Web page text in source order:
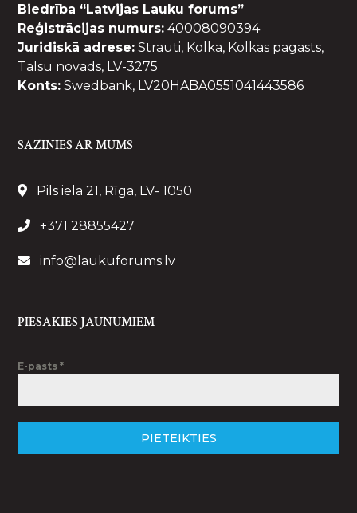
Biedrība “Latvijas Lauku forums”
Reģistrācijas numurs: 40008090394
Juridiskā adrese: Strauti, Kolka, Kolkas pagasts,
Talsu novads, LV-3275
Konts: Swedbank, LV20HABA0551041443586
SAZINIES AR MUMS
Pils iela 21, Rīga, LV- 1050
+371 28855427
info@laukuforums.lv
PIESAKIES JAUNUMIEM
E-pasts*
PIETEIKTIES